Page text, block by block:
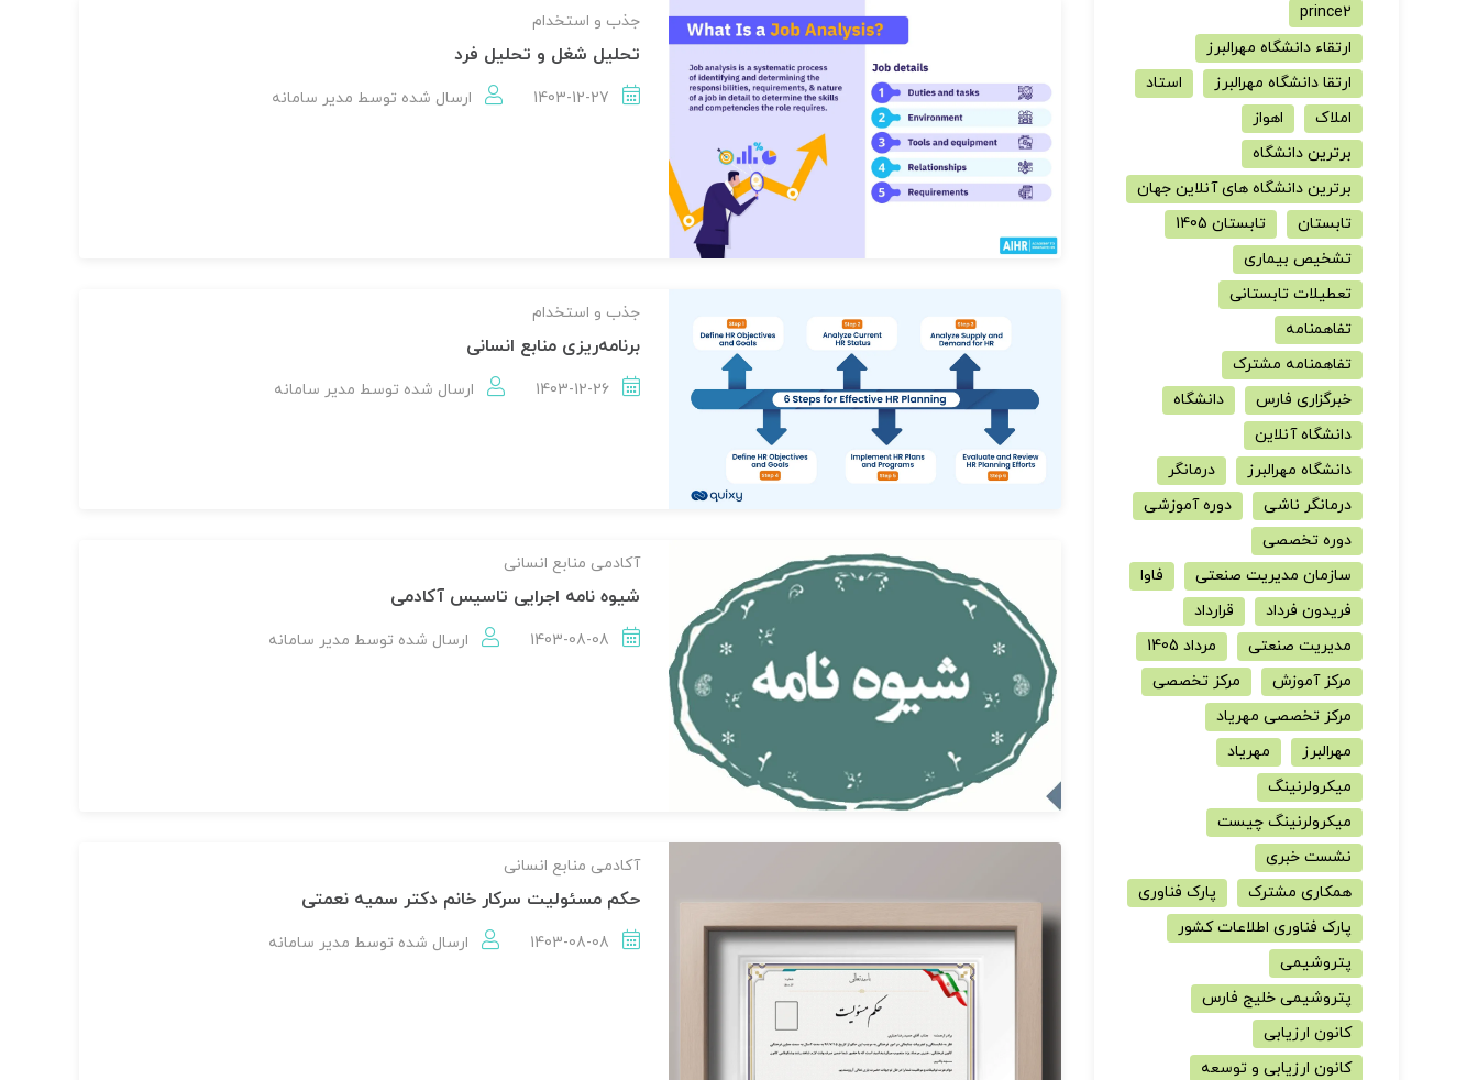
جذب و استخدام
تحلیل شغل و تحلیل فرد
1403-12-27 ارسال شده توسط مدير سامانه
جذب و استخدام
برنامه‌ریزی منابع انسانی
1403-12-26 ارسال شده توسط مدير سامانه
آکادمی منابع انسانی
شیوه نامه اجرایی تاسیس آکادمی
1403-08-08 ارسال شده توسط مدير سامانه
آکادمی منابع انسانی
حکم مسئولیت سرکار خانم دکتر سمیه نعمتی
1403-08-08 ارسال شده توسط مدير سامانه
prince2
ارتقاء دانشگاه مهرالبرز
ارتقا دانشگاه مهرالبرز
استاد
املاک
اهواز
برترین دانشگاه
برترین دانشگاه های آنلاین جهان
تابستان
تابستان 1405
تشخیص بیماری
تعطیلات تابستانی
تفاهمنامه
تفاهمنامه مشترک
خبرگزاری فارس
دانشگاه
دانشگاه آنلاین
دانشگاه مهرالبرز
درمانگر
درمانگر ناشی
دوره آموزشی
دوره تخصصی
سازمان مدیریت صنعتی
فاوا
فریدون فرداد
قرارداد
مدیریت صنعتی
مرداد 1405
مرکز آموزش
مرکز تخصصی
مرکز تخصصی مهریاد
مهرالبرز
مهریاد
میکرولرنینگ
میکرولرنینگ چیست
نشست خبری
همکاری مشترک
پارک فناوری
پارک فناوری اطلاعات کشور
پتروشیمی
پتروشیمی خلیج فارس
کانون ارزیابی
کانون ارزیابی و توسعه